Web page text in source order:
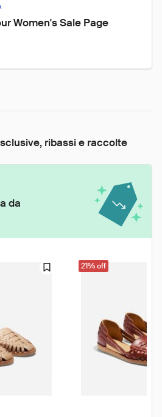
Women's Sale Page
ribassi e raccolte
da
21% off